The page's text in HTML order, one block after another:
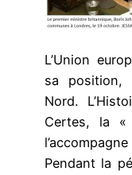
L’Union
sa position,
Nord.
Certes, la «
Pendant la